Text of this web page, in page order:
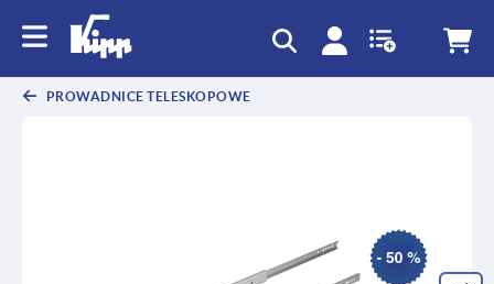
PROWADNICE TELESKOPOWE